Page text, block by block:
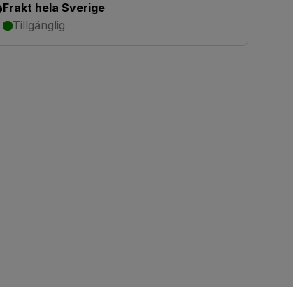
Frakt hela Sverige
Tillgänglig